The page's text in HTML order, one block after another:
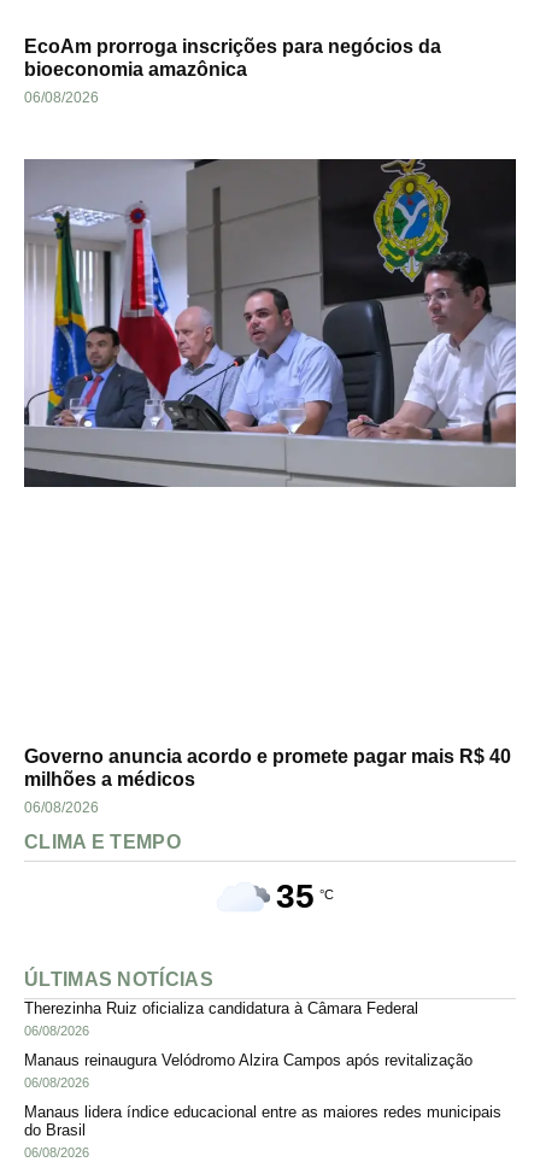
EcoAm prorroga inscrições para negócios da
bioeconomia amazônica
06/08/2026
Governo anuncia acordo e promete pagar mais R$ 40
milhões a médicos
06/08/2026
CLIMA E TEMPO
35 °C
ÚLTIMAS NOTÍCIAS
Therezinha Ruiz oficializa candidatura à Câmara Federal
06/08/2026
Manaus reinaugura Velódromo Alzira Campos após revitalização
06/08/2026
Manaus lidera índice educacional entre as maiores redes municipais
do Brasil
06/08/2026